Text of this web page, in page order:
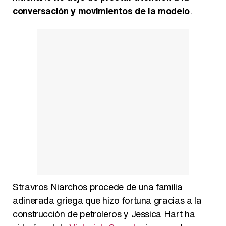
conversación y movimientos de la modelo.
Stravros Niarchos procede de una familia
adinerada griega que hizo fortuna gracias a la
construcción de petroleros y Jessica Hart ha